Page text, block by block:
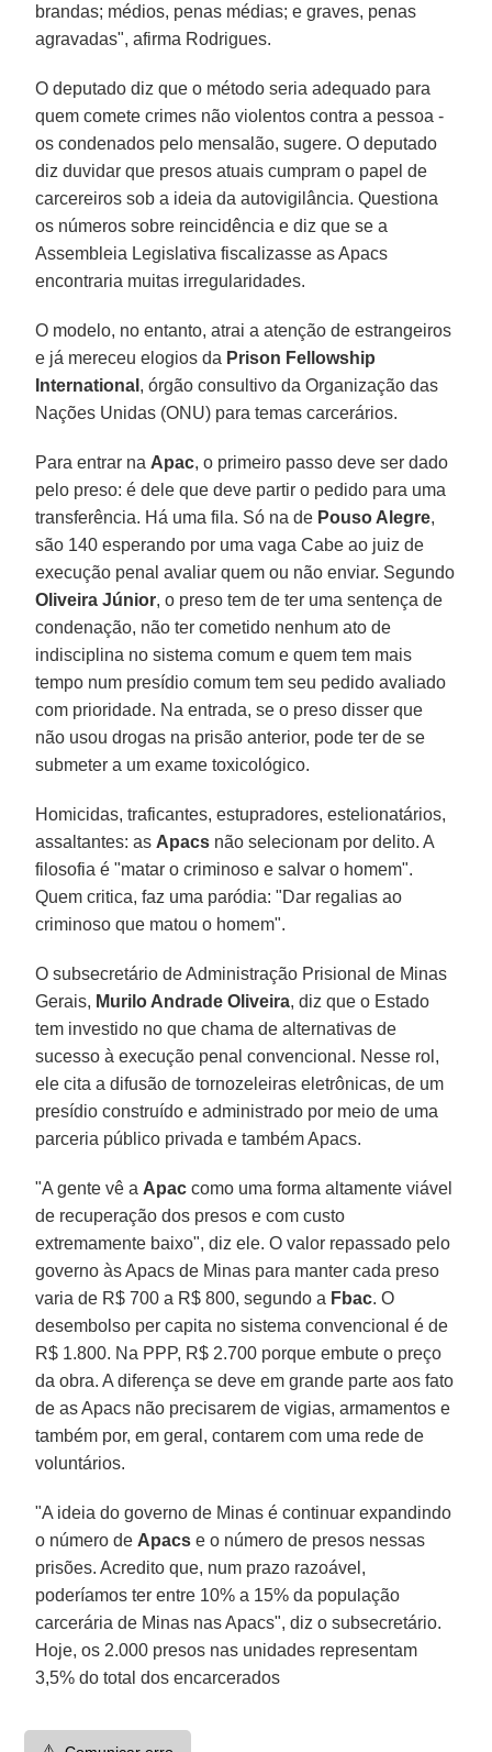
brandas; médios, penas médias; e graves, penas
agravadas", afirma Rodrigues.
O deputado diz que o método seria adequado para
quem comete crimes não violentos contra a pessoa -
os condenados pelo mensalão, sugere. O deputado
diz duvidar que presos atuais cumpram o papel de
carcereiros sob a ideia da autovigilância. Questiona
os números sobre reincidência e diz que se a
Assembleia Legislativa fiscalizasse as Apacs
encontraria muitas irregularidades.
O modelo, no entanto, atrai a atenção de estrangeiros
e já mereceu elogios da Prison Fellowship
International , órgão consultivo da Organização das
Nações Unidas (ONU) para temas carcerários.
Para entrar na Apac, o primeiro passo deve ser dado
pelo preso: é dele que deve partir o pedido para uma
transferência. Há uma fila. Só na de Pouso Alegre,
são 140 esperando por uma vaga Cabe ao juiz de
execução penal avaliar quem ou não enviar. Segundo
Oliveira Júnior, o preso tem de ter uma sentença de
condenação, não ter cometido nenhum ato de
indisciplina no sistema comum e quem tem mais
tempo num presídio comum tem seu pedido avaliado
com prioridade. Na entrada, se o preso disser que
não usou drogas na prisão anterior, pode ter de se
submeter a um exame toxicológico.
Homicidas, traficantes, estupradores, estelionatários,
assaltantes: as Apacs não selecionam por delito. A
filosofia é "matar o criminoso e salvar o homem".
Quem critica, faz uma paródia: "Dar regalias ao
criminoso que matou o homem".
O subsecretário de Administração Prisional de Minas
Gerais, Murilo Andrade Oliveira, diz que o Estado
tem investido no que chama de alternativas de
sucesso à execução penal convencional. Nesse rol,
ele cita a difusão de tornozeleiras eletrônicas, de um
presídio construído e administrado por meio de uma
parceria público privada e também Apacs.
"A gente vê a Apac como uma forma altamente viável
de recuperação dos presos e com custo
extremamente baixo", diz ele. O valor repassado pelo
governo às Apacs de Minas para manter cada preso
varia de R$ 700 a R$ 800, segundo a Fbac. O
desembolso per capita no sistema convencional é de
R$ 1.800. Na PPP, R$ 2.700 porque embute o preço
da obra. A diferença se deve em grande parte aos fato
de as Apacs não precisarem de vigias, armamentos e
também por, em geral, contarem com uma rede de
voluntários.
"A ideia do governo de Minas é continuar expandindo
o número de Apacs e o número de presos nessas
prisões. Acredito que, num prazo razoável,
poderíamos ter entre 10% a 15% da população
carcerária de Minas nas Apacs", diz o subsecretário.
Hoje, os 2.000 presos nas unidades representam
3,5% do total dos encarcerados